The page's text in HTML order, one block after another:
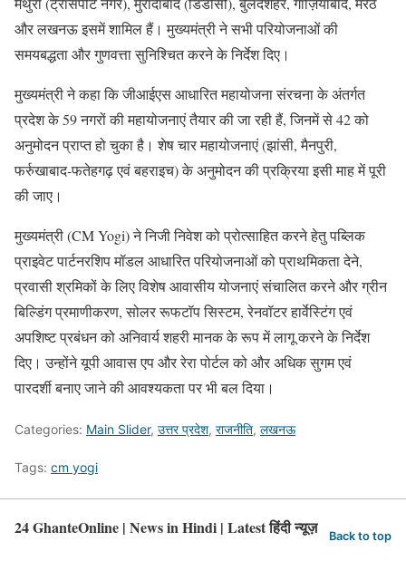
और लखनऊ इसमें शामिल हैं। मुख्यमंत्री ने सभी परियोजनाओं की
समयबद्धता और गुणवत्ता सुनिश्चित करने के निर्देश दिए।
मुख्यमंत्री ने कहा कि जीआईएस आधारित महायोजना संरचना के अंतर्गत
प्रदेश के 59 नगरों की महायोजनाएं तैयार की जा रही हैं, जिनमें से 42 को
अनुमोदन प्राप्त हो चुका है। शेष चार महायोजनाएं (झांसी, मैनपुरी,
फर्रुखाबाद-फतेहगढ़ एवं बहराइच) के अनुमोदन की प्रक्रिया इसी माह में पूरी
की जाए।
मुख्यमंत्री (CM Yogi) ने निजी निवेश को प्रोत्साहित करने हेतु पब्लिक
प्राइवेट पार्टनरशिप मॉडल आधारित परियोजनाओं को प्राथमिकता देने,
प्रवासी श्रमिकों के लिए विशेष आवासीय योजनाएं संचालित करने और ग्रीन
बिल्डिंग प्रमाणीकरण, सोलर रूफटॉप सिस्टम, रेनवॉटर हार्वेस्टिंग एवं
अपशिष्ट प्रबंधन को अनिवार्य शहरी मानक के रूप में लागू करने के निर्देश
दिए। उन्होंने यूपी आवास एप और रेरा पोर्टल को और अधिक सुगम एवं
पारदर्शी बनाए जाने की आवश्यकता पर भी बल दिया।
Categories: Main Slider, उत्तर प्रदेश, राजनीति, लखनऊ
Tags: cm yogi
24 GhanteOnline | News in Hindi | Latest हिंदी न्यूज़ Back to top